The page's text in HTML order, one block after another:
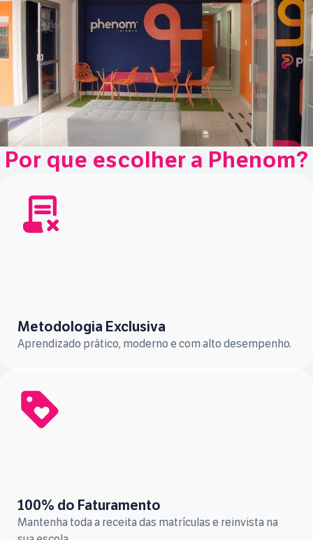
Por que escolher a Phenom?
Metodologia Exclusiva
Aprendizado prático, moderno e com alto desempenho.
100% do Faturamento
Mantenha toda a receita das matrículas e reinvista na